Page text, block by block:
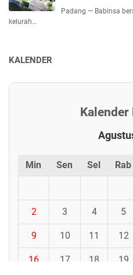
Padang — Babinsa
kelurah…
KALENDER
Kalender
Min Sen Sel Rab
2 3 4 5
9 10 11 12
16 17 18 19